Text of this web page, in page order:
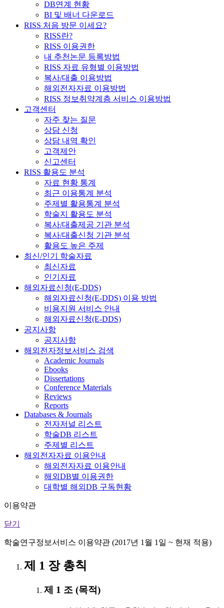
DB연계 현황
BI 및 배너 다운로드
RISS 처음 방문 이세요?
RISS란?
RISS 이용권한
내 추천논문 등록방법
RISS 자료 유형별 이용방법
복사/대출 이용방법
해외전자자료 이용방법
RISS 정보취약계층 서비스 이용방법
고객센터
자주 찾는 질문
상담 신청
상담 내역 확인
고객제안
신고센터
RISS 활용도 분석
자료 현황 통계
최근 이용통계 분석
주제별 활용통계 분석
학술지 활용도 분석
복사/대출제공 기관 분석
복사/대출신청 기관 분석
활용도 높은 주제
최신/인기 학술자료
최신자료
인기자료
해외자료신청(E-DDS)
해외자료신청(E-DDS) 이용 방법
비용지원 서비스 안내
해외자료신청(E-DDS)
공지사항
공지사항
해외전자정보서비스 검색
Academic Journals
Ebooks
Dissertations
Conference Materials
Reviews
Reports
Databases & Journals
전자저널 리스트
학술DB 리스트
주제별 리스트
해외전자자료 이용안내
해외전자자료 이용안내
해외DB별 이용권한
대학별 해외DB 구독현황
이용약관
닫기
학술연구정보서비스 이용약관 (2017년 1월 1일 ~ 현재 적용)
제 1 장 총칙
제 1 조 (목적)